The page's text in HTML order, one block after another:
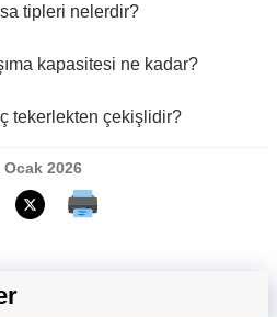
tipleri nelerdir?
kapasitesi ne kadar?
tekerlekten çekişlidir?
Ocak 2026